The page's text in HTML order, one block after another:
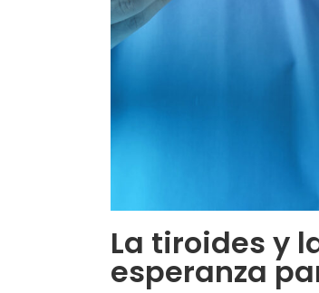
La tiroides y
esperanza